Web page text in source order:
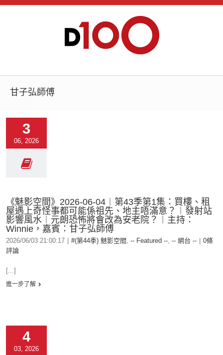
甘子弘師傅
3
06, 2026
《魅影空間》2026-06-04︱第43季第1集：買樓、租
屋遇上奇怪事都可能係祖先、地主唔滿意？︱發射站
影響風水︱元朗恐怖將會改為安老院？︱主持：
Winnie，嘉賓：甘子弘師傅
2026/06/03 21:00:17 #(第44季) 魅影空間 , -- Featured --, -- 網台 --
0條
評論
[...]
進一步了解
4
03, 2026